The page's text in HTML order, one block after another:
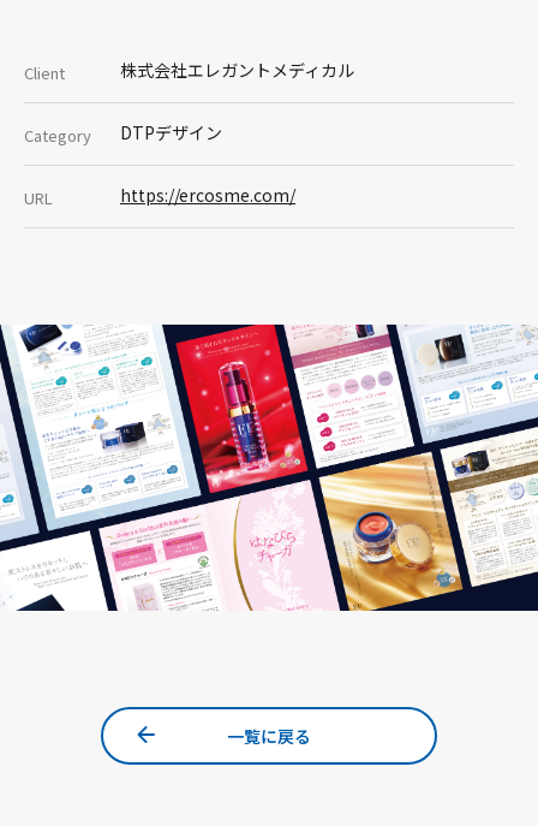
Client 株式会社エレガントメディカル
Category DTPデザイン
URL https://ercosme.com/
一覧に戻る